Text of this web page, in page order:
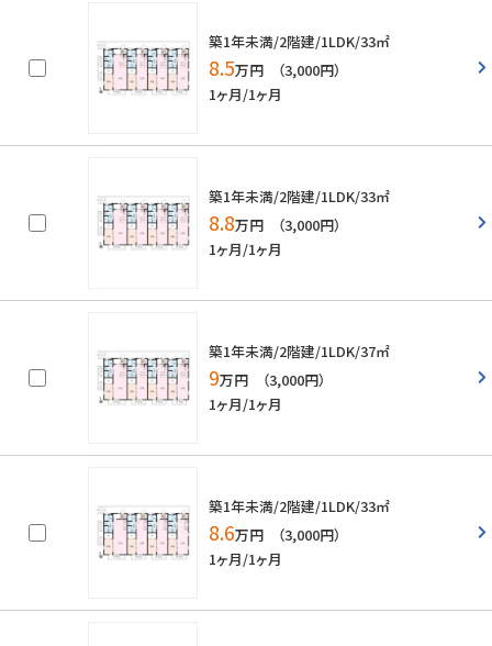
築1年未満/2階建/1LDK/33㎡
8.5万円 （3,000円）
1ヶ月/1ヶ月
築1年未満/2階建/1LDK/33㎡
8.8万円 （3,000円）
1ヶ月/1ヶ月
築1年未満/2階建/1LDK/37㎡
9万円 （3,000円）
1ヶ月/1ヶ月
築1年未満/2階建/1LDK/33㎡
8.6万円 （3,000円）
1ヶ月/1ヶ月